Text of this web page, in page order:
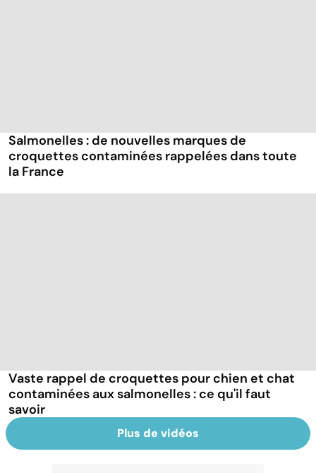
Salmonelles : de nouvelles marques de
croquettes contaminées rappelées dans toute
la France
Vaste rappel de croquettes pour chien et chat
contaminées aux salmonelles : ce qu'il faut
savoir
Plus de vidéos